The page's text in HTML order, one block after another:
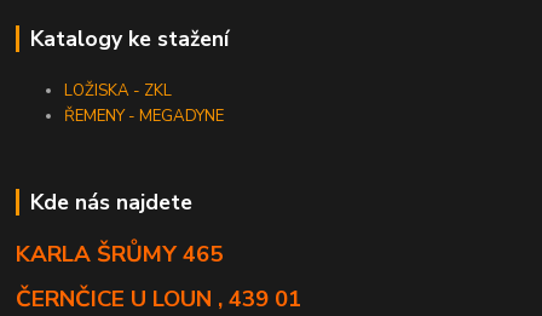
Katalogy ke stažení
LOŽISKA - ZKL
ŘEMENY - MEGADYNE
Kde nás najdete
KARLA ŠRŮMY 465
ČERNČICE U LOUN , 439 01